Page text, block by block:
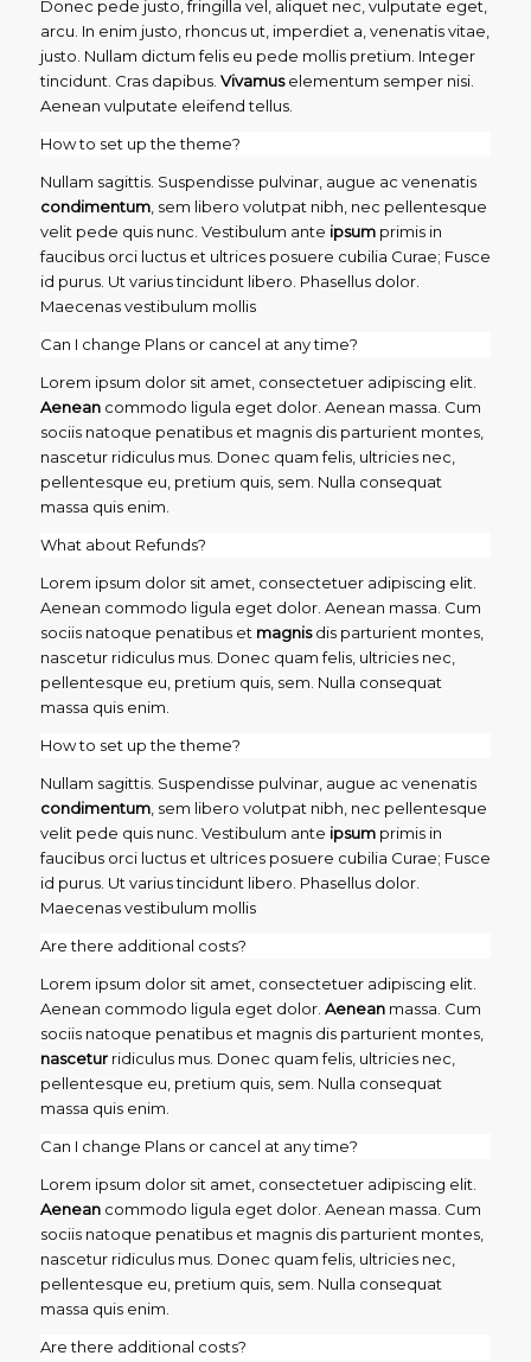
Donec pede justo, fringilla vel, aliquet nec, vulputate eget,
arcu. In enim justo, rhoncus ut, imperdiet a, venenatis vitae,
justo. Nullam dictum felis eu pede mollis pretium. Integer
tincidunt. Cras dapibus. Vivamuselementum semper nisi.
Aenean vulputate eleifend tellus.
How to set up the theme?
Nullam sagittis. Suspendisse pulvinar, augue ac venenatis
condimentum, sem libero volutpat nibh, nec pellentesque
velit pede quis nunc. Vestibulum ante ipsumprimis in
faucibus orci luctus et ultrices posuere cubilia Curae; Fusce
id purus. Ut varius tincidunt libero. Phasellus dolor.
Maecenas vestibulum mollis
Can I change Plans or cancel at any time?
Lorem ipsum dolor sit amet, consectetuer adipiscing elit.
Aeneancommodo ligula eget dolor. Aenean massa. Cum
sociis natoque penatibus et magnis dis parturient montes,
nascetur ridiculus mus. Donec quam felis, ultricies nec,
pellentesque eu, pretium quis, sem. Nulla consequat
massa quis enim.
What about Refunds?
Lorem ipsum dolor sit amet, consectetuer adipiscing elit.
Aenean commodo ligula eget dolor. Aenean massa. Cum
sociis natoque penatibus et magnisdis parturient montes,
nascetur ridiculus mus. Donec quam felis, ultricies nec,
pellentesque eu, pretium quis, sem. Nulla consequat
massa quis enim.
How to set up the theme?
Nullam sagittis. Suspendisse pulvinar, augue ac venenatis
condimentum, sem libero volutpat nibh, nec pellentesque
velit pede quis nunc. Vestibulum ante ipsumprimis in
faucibus orci luctus et ultrices posuere cubilia Curae; Fusce
id purus. Ut varius tincidunt libero. Phasellus dolor.
Maecenas vestibulum mollis
Are there additional costs?
Lorem ipsum dolor sit amet, consectetuer adipiscing elit.
Aenean commodo ligula eget dolor. Aeneanmassa. Cum
sociis natoque penatibus et magnis dis parturient montes,
nasceturridiculus mus. Donec quam felis, ultricies nec,
pellentesque eu, pretium quis, sem. Nulla consequat
massa quis enim.
Can I change Plans or cancel at any time?
Lorem ipsum dolor sit amet, consectetuer adipiscing elit.
Aeneancommodo ligula eget dolor. Aenean massa. Cum
sociis natoque penatibus et magnis dis parturient montes,
nascetur ridiculus mus. Donec quam felis, ultricies nec,
pellentesque eu, pretium quis, sem. Nulla consequat
massa quis enim.
Are there additional costs?